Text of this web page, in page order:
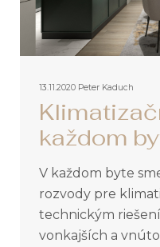
13.11.2020 Peter Kaduch
každom
V každom byte
rozvody pre
technickým
vonkajších a